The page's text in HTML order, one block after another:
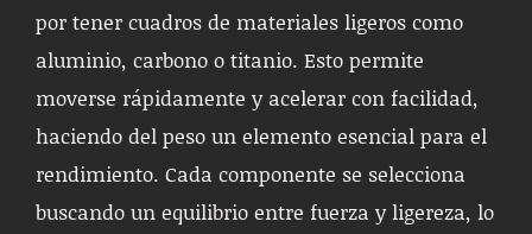
por tener cuadros de materiales ligeros como
aluminio, carbono o titanio. Esto permite
moverse rápidamente y acelerar con facilidad,
haciendo del peso un elemento esencial para el
rendimiento. Cada componente se selecciona
buscando un equilibrio entre fuerza y ligereza, lo